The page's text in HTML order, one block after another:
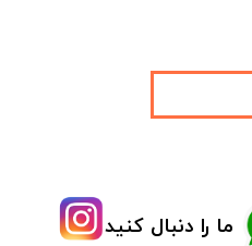
ما را دنبال کنید